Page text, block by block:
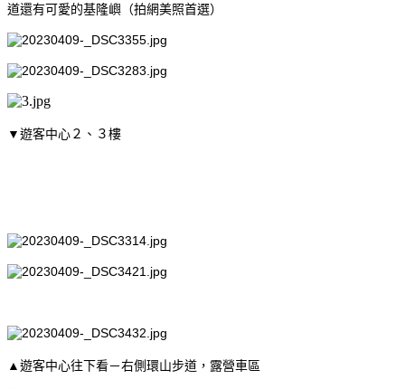
道還有可愛的基隆嶼（拍網美照首選）
▼遊客中心２、３樓
▲遊客中心往下看－右側環山步道，露營車區